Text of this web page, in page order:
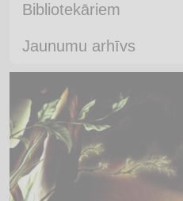
Bibliotekāriem
Jaunumu arhīvs